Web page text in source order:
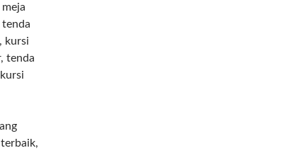
tenda
kursi
tenda